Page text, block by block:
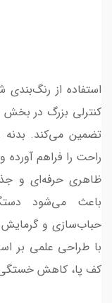
استفاده از
کنترلی بزرگ در بخش
تضمین می‌کند. بدنه
راحت را فراهم
ظاهری حرفه‌ای و
باعث می‌شود
حباب‌سازی و گرمایش
با طراحی علمی بر
کف پا، کاهش خستگی